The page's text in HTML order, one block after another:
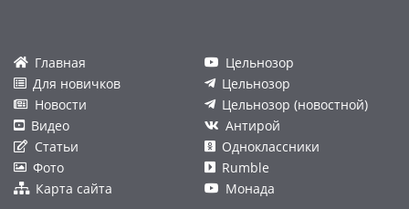
Главная
Для новичков
Новости
Видео
Статьи
Фото
Карта сайта
Цельнозор
Цельнозор
Цельнозор (новостной)
Антирой
Одноклассники
Rumble
Монада